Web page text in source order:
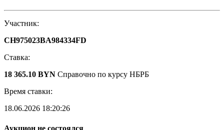
Участник:
CH975023BA984334FD
Ставка:
18 365.10 BYN Справочно по курсу НБРБ
Время ставки:
18.06.2026 18:20:26
Аукцион не состоялся